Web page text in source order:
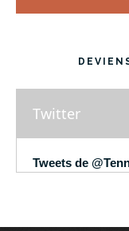
Twitter
Tweets de